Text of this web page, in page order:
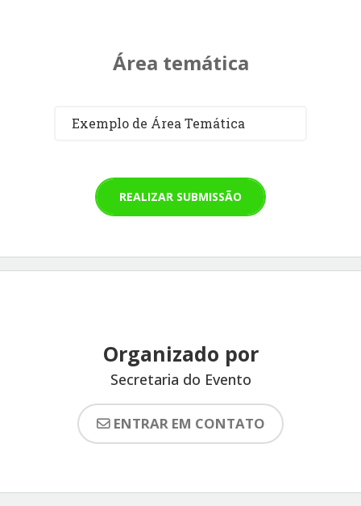
Área temática
Exemplo de Área Temática
REALIZAR SUBMISSÃO
Organizado por
Secretaria do Evento
ENTRAR EM CONTATO